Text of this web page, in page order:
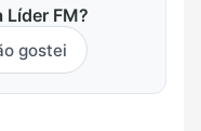
Líder FM?
gostei